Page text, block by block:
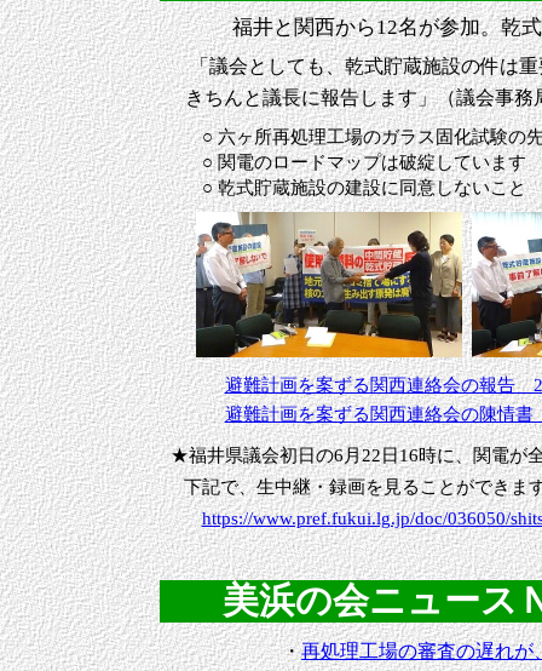
福井と関西から12名が参加。乾
「議会としても、乾式貯蔵施設の件は重
きちんと議長に報告します」（議会事務
○ 六ヶ所再処理工場のガラス固化試験の先
○ 関電のロードマップは破綻しています
○ 乾式貯蔵施設の建設に同意しないこと
避難計画を案ずる関西連絡会の報告
避難計画を案ずる関西連絡会の陳情
★福井県議会初日の6月22日16時に、関電が
下記で、生中継・録画を見ることができま
https://www.pref.fukui.lg.jp/doc/036050/
美浜の会ニュース
・再処理工場の審査の遅れ